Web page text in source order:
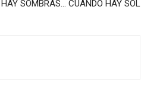
HAY SOMBRAS… CUANDO HAY SOL